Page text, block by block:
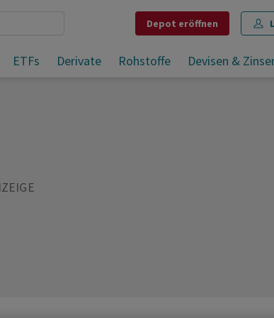
Depot eröffnen
ETFs Derivate Rohstoffe Devisen &